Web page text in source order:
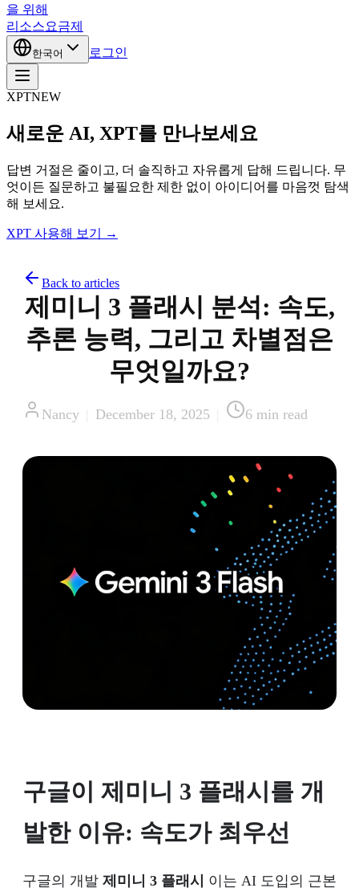
을 위해
리소스요금제
한국어 로그인
XPTNEW
새로운 AI, XPT를 만나보세요
답변 거절은 줄이고, 더 솔직하고 자유롭게 답해 드립니다. 무
엇이든 질문하고 불필요한 제한 없이 아이디어를 마음껏 탐색
해 보세요.
XPT 사용해 보기 →
Back to articles
제미니 3 플래시 분석: 속도,
추론 능력, 그리고 차별점은
무엇일까요?
Nancy December 18, 2025 6 min read
구글이 제미니 3 플래시를 개
발한 이유: 속도가 최우선
구글의 개발 제미니 3 플래시 이는 AI 도입의 근본